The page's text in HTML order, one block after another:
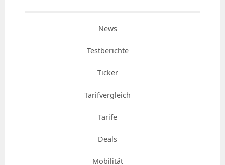
News
Testberichte
Ticker
Tarifvergleich
Tarife
Deals
Mobilität